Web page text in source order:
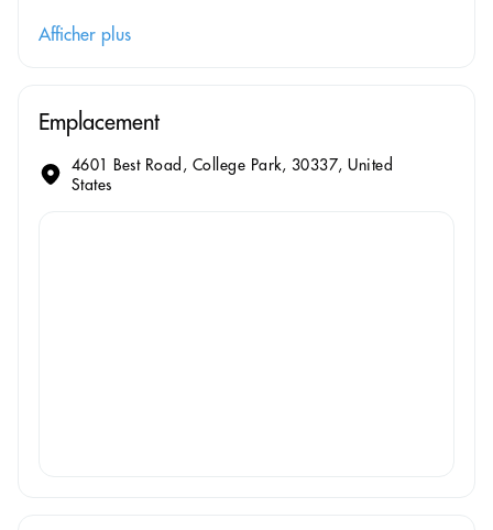
Afficher plus
Emplacement
4601 Best Road, College Park, 30337, United
States